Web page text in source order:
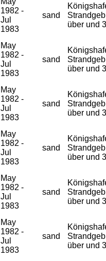
1982 -
Jul
1983
sand
über und
May
1982 -
Jul
1983
sand
über und
May
1982 -
Jul
1983
sand
über und
May
1982 -
Jul
1983
sand
über und
May
1982 -
Jul
1983
sand
über und
May
1982 -
Jul
1983
sand
über und